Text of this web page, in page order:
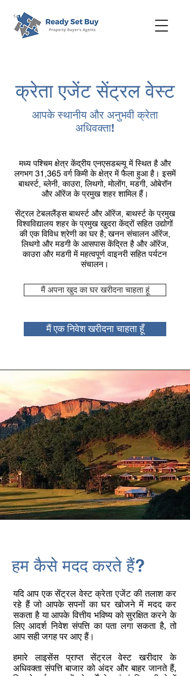
क्रेता एजेंट सेंट्रल वेस्ट
आपके स्थानीय और अनुभवी क्रेता
अधिवक्ता!
मध्य पश्चिम क्षेत्र केंद्रीय एनएसडब्ल्यू में स्थित है और
लगभग 31,365 वर्ग किमी के क्षेत्र में फैला हुआ है। इसमें
बाथर्स्ट, ब्लेनी, काउरा, लिथगो, मोलोंग, मडगी, ओबेरॉन
और ऑरेंज के प्रमुख शहर शामिल हैं।
सेंट्रल टेबललैंड्स बाथर्स्ट और ऑरेंज, बाथर्स्ट के प्रमुख
विश्वविद्यालय शहर के प्रमुख खुदरा केंद्रों सहित उद्योगों
की एक विविध श्रेणी का घर है; खनन संचालन ऑरेंज,
लिथगो और मडगी के आसपास केंद्रित है और ऑरेंज,
काउरा और मडगी में महत्वपूर्ण वाइनरी सहित पर्यटन
संचालन।
मैं अपना खुद का घर खरीदना चाहता हूं
मैं एक निवेश खरीदना चाहता हूँ
हम कैसे मदद करते हैं?
यदि आप एक सेंट्रल वेस्ट क्रेता एजेंट की तलाश कर
रहे हैं जो आपके सपनों का घर खोजने में मदद कर
सकता है या आपके वित्तीय भविष्य को सुरक्षित करने के
लिए आदर्श निवेश संपत्ति का पता लगा सकता है, तो
आप सही जगह पर आए हैं।
हमारे लाइसेंस प्राप्त सेंट्रल वेस्ट खरीदार के
अधिवक्ता संपत्ति बाजार को अंदर और बाहर जानते हैं,